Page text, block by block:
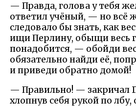
— Правда, голова у тебя
ответил учёный, — но всё
следовало бы знать, как
ищи Перлину, обыщи весь
понадобится, — обойди
обязательно найди её,
и приведи обратно домой!
— Правильно! — закричал
хлопнув себя рукой по лбу,